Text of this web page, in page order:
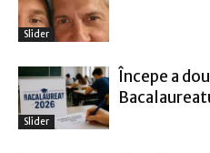
Slider
Slider
Începe a